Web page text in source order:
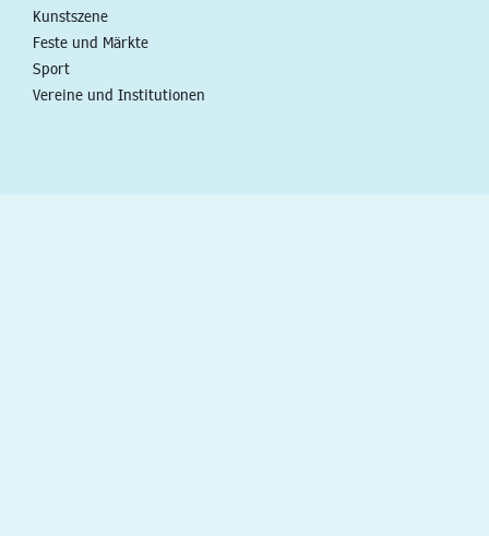
Kunstszene
Feste und Märkte
Sport
Vereine und Institutionen